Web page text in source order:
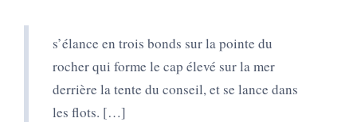
s’élance en trois bonds sur la pointe du
rocher qui forme le cap élevé sur la mer
derrière la tente du conseil, et se lance dans
les flots. […]